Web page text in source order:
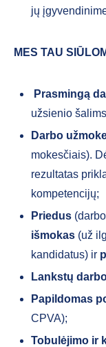
jų
MES TAU
Prasmingą
užsienio
Darbo
mokesčiais).
rezultatas
kompetencijų;
Priedus
išmokas (už
kandidatus) ir
Lankstų
Papildomas
CPVA);
Tobulėjimo ir